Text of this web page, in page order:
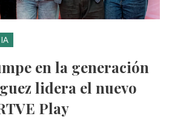
en la generación
lidera el nuevo
Play